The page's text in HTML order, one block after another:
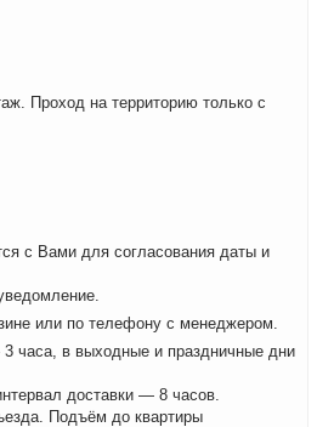
Проход на территорию только с
с Вами для согласования даты и
или по телефону с менеджером.
часа, в выходные и праздничные дни
доставки — 8 часов.
Подъём до квартиры